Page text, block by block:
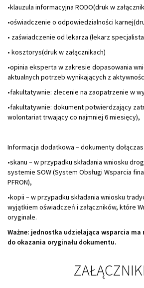
•klauzula informacyjna RODO(druk w
•oświadczenie o odpowiedzialności
• zaświadczenie od lekarza (lekarz
• kosztorys(druk w załącznikach)
•opinia eksperta w zakresie dopasowania
aktualnych potrzeb wynikających z
•fakultatywnie: zlecenie na zaopatrzenie w
•fakultatywnie: dokument potwierdzający
wolontariat trwający co najmniej 6 miesięcy),
Informacja dodatkowa – dokumenty
•skanu – w przypadku składania wniosku
systemie SOW (System Obsługi Wsparcia
PFRON),
•kopii – w przypadku składania wniosku
wyjątkiem oświadczeń i załączników, które
oryginale.
Ważne: jednostka udzielająca wsparcia ma
do okazania oryginału dokumentu.